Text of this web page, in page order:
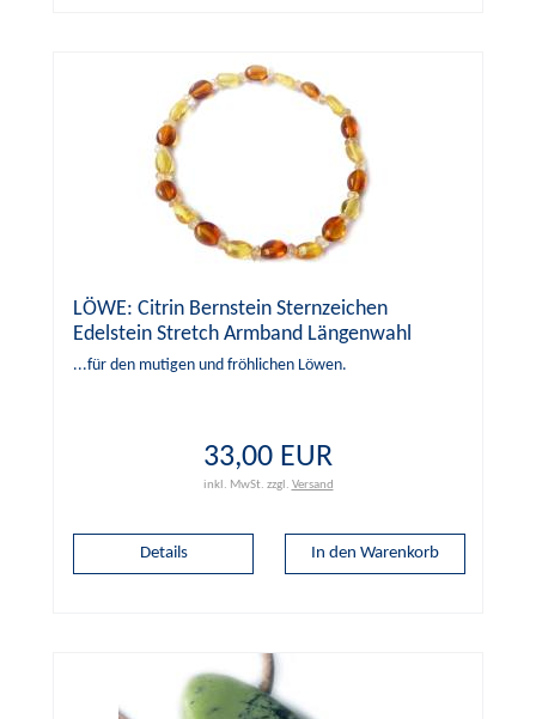
LÖWE: Citrin Bernstein Sternzeichen
Edelstein Stretch Armband Längenwahl
...für den mutigen und fröhlichen Löwen.
33,00 EUR
inkl. MwSt. zzgl. Versand
Details